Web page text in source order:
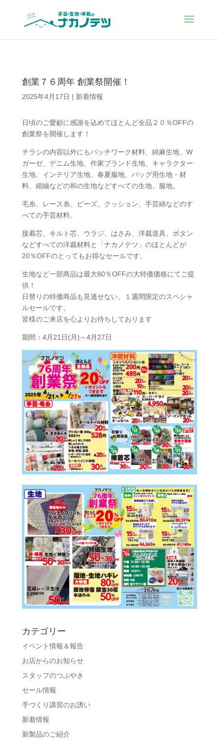
創業７６周年 創業祭開催！
2025年4月17日 | 新着情報
日頃のご愛顧に感謝を込めてほとんど全品２０％OFFの
創業祭を開催します！
チラシの内容以外にもパッチワーク材料、綿麻生地、W
ガーゼ、デニム生地、作家ブランド生地、キャラクター
生地、インテリア生地、春夏服地、バッグ用生地・材
料、縮緬などの和の生地などすべての生地、服地。
毛糸、レース糸、ビーズ、クッション、手芸綿などのす
べての手芸材料。
接着芯、キルト芯、ウラジ、はさみ、洋裁道具、ボタン
などすべての洋裁材料と「ナカノテツ」のほとんどが
20％OFFのとってもお得なセールです。
生地など一部商品は最大80％OFFの大特価価格にてご提
供！
日替りの特価商品も見逃せない、１週間限定のスペシャ
ルセールです。
皆様のご来店を心よりお待ちしております
期間：4月21日(月)～4月27日
カテゴリー
イベント情報＆報告
お店からのお知らせ
スタッフのつぶやき
セール情報
手づくり講習のお誘い
新着情報
新製品のご紹介